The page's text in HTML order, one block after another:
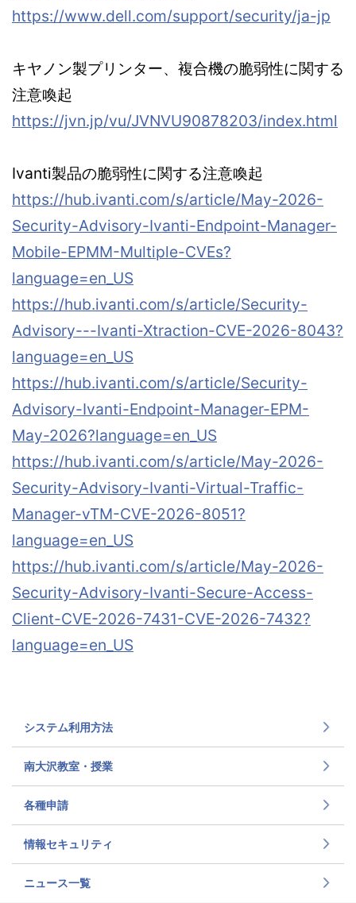
https://www.dell.com/support/security/ja-jp
キヤノン製プリンター、複合機の脆弱性に関する
注意喚起
https://jvn.jp/vu/JVNVU90878203/index.html
Ivanti製品の脆弱性に関する注意喚起
https://hub.ivanti.com/s/article/May-2026-
Security-Advisory-Ivanti-Endpoint-Manager-
Mobile-EPMM-Multiple-CVEs?
language=en_US
https://hub.ivanti.com/s/article/Security-
Advisory---Ivanti-Xtraction-CVE-2026-8043?
language=en_US
https://hub.ivanti.com/s/article/Security-
Advisory-Ivanti-Endpoint-Manager-EPM-
May-2026?language=en_US
https://hub.ivanti.com/s/article/May-2026-
Security-Advisory-Ivanti-Virtual-Traffic-
Manager-vTM-CVE-2026-8051?
language=en_US
https://hub.ivanti.com/s/article/May-2026-
Security-Advisory-Ivanti-Secure-Access-
Client-CVE-2026-7431-CVE-2026-7432?
language=en_US
システム利用方法
南大沢教室・授業
各種申請
情報セキュリティ
ニュース一覧